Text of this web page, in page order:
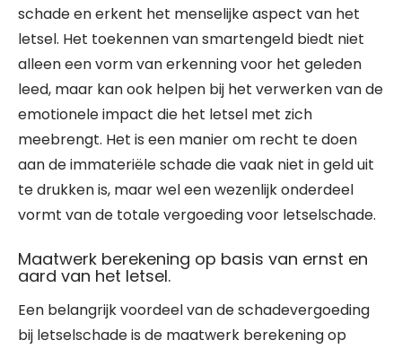
schade en erkent het menselijke aspect van het
letsel. Het toekennen van smartengeld biedt niet
alleen een vorm van erkenning voor het geleden
leed, maar kan ook helpen bij het verwerken van de
emotionele impact die het letsel met zich
meebrengt. Het is een manier om recht te doen
aan de immateriële schade die vaak niet in geld uit
te drukken is, maar wel een wezenlijk onderdeel
vormt van de totale vergoeding voor letselschade.
Maatwerk berekening op basis van ernst en
aard van het letsel.
Een belangrijk voordeel van de schadevergoeding
bij letselschade is de maatwerk berekening op